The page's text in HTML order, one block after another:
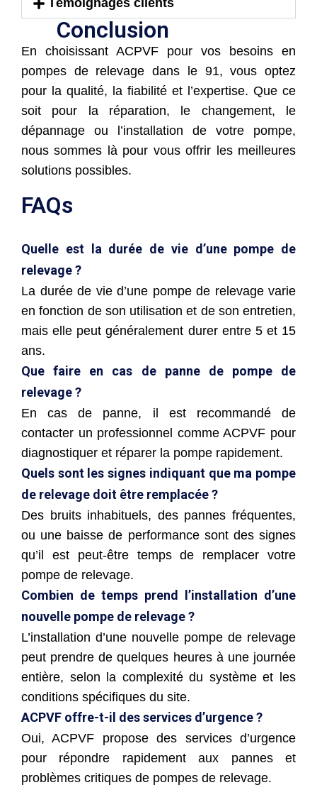
Conclusion
En choisissant ACPVF pour vos besoins en
pompes de relevage dans le 91, vous optez
pour la qualité, la fiabilité et l’expertise. Que ce
soit pour la réparation, le changement, le
dépannage ou l’installation de votre pompe,
nous sommes là pour vous offrir les meilleures
solutions possibles.
FAQs
Quelle est la durée de vie d’une pompe de
relevage ?
La durée de vie d’une pompe de relevage varie
en fonction de son utilisation et de son entretien,
mais elle peut généralement durer entre 5 et 15
ans.
Que faire en cas de panne de pompe de
relevage ?
En cas de panne, il est recommandé de
contacter un professionnel comme ACPVF pour
diagnostiquer et réparer la pompe rapidement.
Quels sont les signes indiquant que ma pompe
de relevage doit être remplacée ?
Des bruits inhabituels, des pannes fréquentes,
ou une baisse de performance sont des signes
qu’il est peut-être temps de remplacer votre
pompe de relevage.
Combien de temps prend l’installation d’une
nouvelle pompe de relevage ?
L’installation d’une nouvelle pompe de relevage
peut prendre de quelques heures à une journée
entière, selon la complexité du système et les
conditions spécifiques du site.
ACPVF offre-t-il des services d’urgence ?
Oui, ACPVF propose des services d’urgence
pour répondre rapidement aux pannes et
problèmes critiques de pompes de relevage.